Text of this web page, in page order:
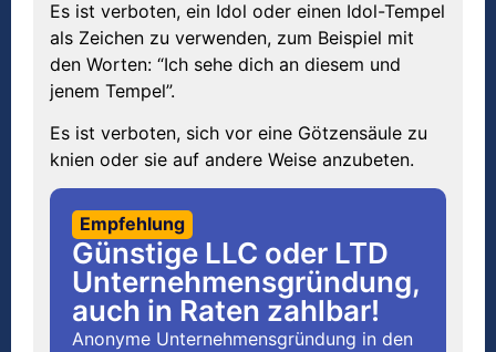
Es ist verboten, ein Idol oder einen Idol-Tempel
als Zeichen zu verwenden, zum Beispiel mit
den Worten: “Ich sehe dich an diesem und
jenem Tempel”.
Es ist verboten, sich vor eine Götzensäule zu
knien oder sie auf andere Weise anzubeten.
Empfehlung
Günstige LLC oder LTD
Unternehmensgründung,
auch in Raten zahlbar!
Anonyme Unternehmensgründung in den